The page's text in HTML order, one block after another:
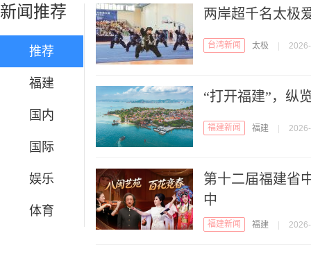
新闻推荐
推荐
福建
国内
国际
娱乐
体育
两岸超千名太极
台湾新闻 太极
“打开福建”，纵
福建新闻 福建
第十二届福建省
中
福建新闻 福建